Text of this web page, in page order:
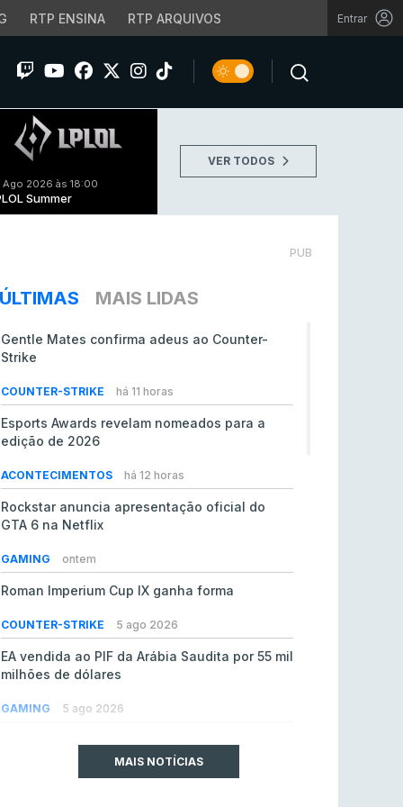
RTP ENSINA RTP ARQUIVOS Entrar
Ago 2026 às 18:00
Summer
VER TODOS
PUB
ÚLTIMAS MAIS LIDAS
Gentle Mates confirma adeus ao Counter-
Strike
COUNTER-STRIKE há 11 horas
Esports Awards revelam nomeados para a
edição de 2026
ACONTECIMENTOS há 12 horas
Rockstar anuncia apresentação oficial do
GTA 6 na Netflix
GAMING ontem
Roman Imperium Cup IX ganha forma
COUNTER-STRIKE 5 ago 2026
EA vendida ao PIF da Arábia Saudita por 55 mil
milhões de dólares
GAMING 5 ago 2026
MAIS NOTÍCIAS